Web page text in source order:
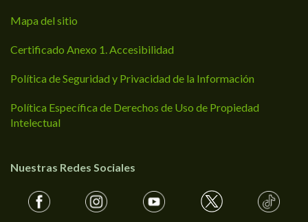
Mapa del sitio
Certificado Anexo 1. Accesibilidad
Política de Seguridad y Privacidad de la Información
Política Específica de Derechos de Uso de Propiedad
Intelectual
Nuestras Redes Sociales